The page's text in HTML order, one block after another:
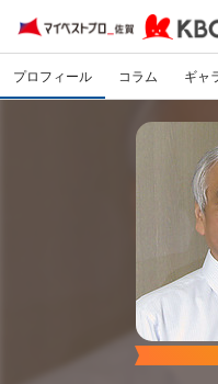
プロフィール コラム ギャ